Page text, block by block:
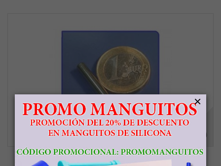
Imán de neodimio Ref. B03 Barra 4x25 mm
×